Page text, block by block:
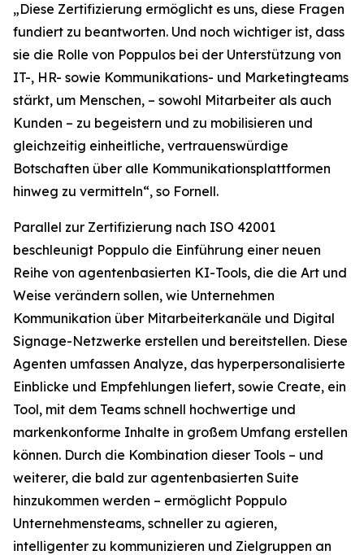
„Diese Zertifizierung ermöglicht es uns, diese Fragen
fundiert zu beantworten. Und noch wichtiger ist, dass
sie die Rolle von Poppulos bei der Unterstützung von
IT-, HR- sowie Kommunikations- und Marketingteams
stärkt, um Menschen, – sowohl Mitarbeiter als auch
Kunden – zu begeistern und zu mobilisieren und
gleichzeitig einheitliche, vertrauenswürdige
Botschaften über alle Kommunikationsplattformen
hinweg zu vermitteln“, so Fornell.
Parallel zur Zertifizierung nach ISO 42001
beschleunigt Poppulo die Einführung einer neuen
Reihe von agentenbasierten KI-Tools, die die Art und
Weise verändern sollen, wie Unternehmen
Kommunikation über Mitarbeiterkanäle und Digital
Signage-Netzwerke erstellen und bereitstellen. Diese
Agenten umfassen Analyze, das hyperpersonalisierte
Einblicke und Empfehlungen liefert, sowie Create, ein
Tool, mit dem Teams schnell hochwertige und
markenkonforme Inhalte in großem Umfang erstellen
können. Durch die Kombination dieser Tools – und
weiterer, die bald zur agentenbasierten Suite
hinzukommen werden – ermöglicht Poppulo
Unternehmensteams, schneller zu agieren,
intelligenter zu kommunizieren und Zielgruppen an